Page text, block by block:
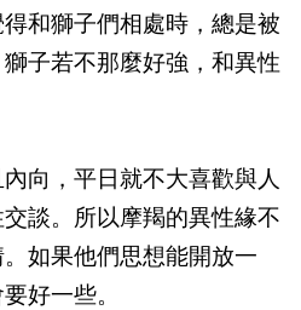
和獅子們相處時，總是被
子若不那麼好強，和異性
向，平日就不大喜歡與人
談。所以摩羯的異性緣不
如果他們思想能開放一
好一些。